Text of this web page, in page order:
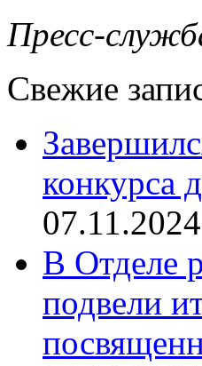
Пресс-
Свежие
конкурса
07.11.2024
В Отделе
подвели